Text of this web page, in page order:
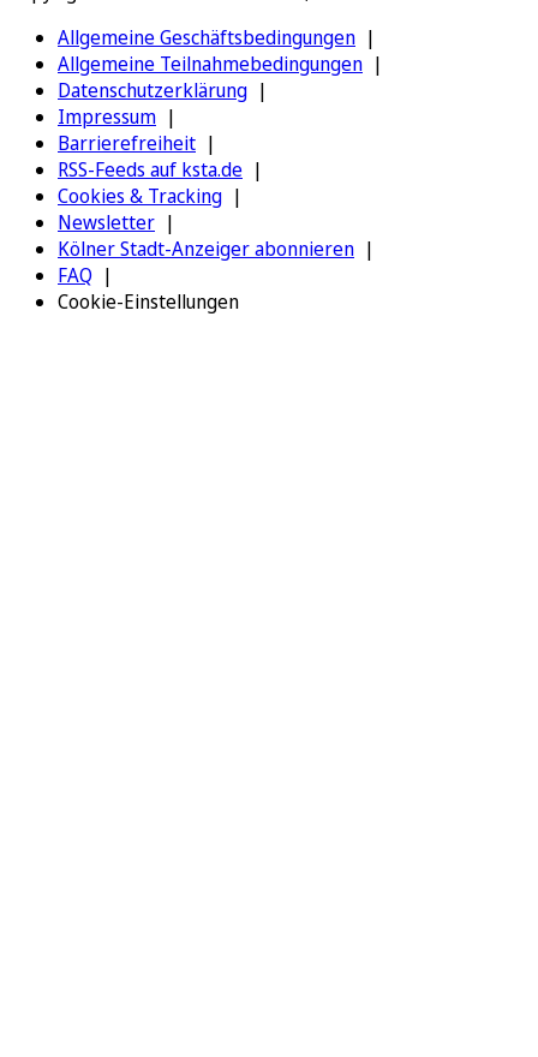
Allgemeine Geschäftsbedingungen
Allgemeine Teilnahmebedingungen
Datenschutzerklärung
Impressum
Barrierefreiheit
RSS-Feeds auf ksta.de
Cookies & Tracking
Newsletter
Kölner Stadt-Anzeiger abonnieren
FAQ
Cookie-Einstellungen